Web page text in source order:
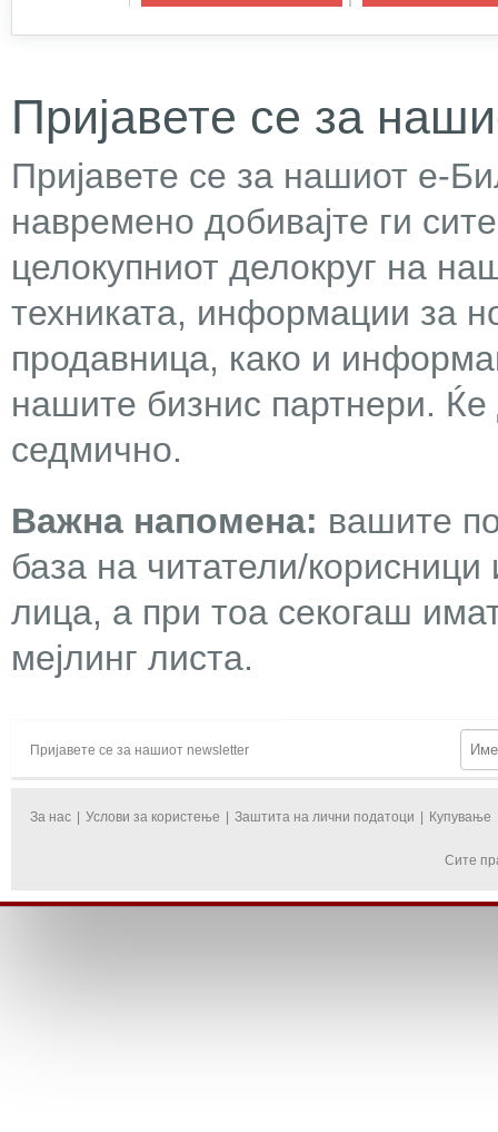
Пријавете се за
Пријавете се за нашиот е-
навремено добивајте ги
целокупниот делокруг на
техниката, информации за
продавница, како и
нашите бизнис партнери.
седмично.
Важна напомена: вашите
база на читатели/
лица, а при тоа секогаш
мејлинг листа.
Пријавете се за нашиот newsletter
За нас Услови за користење Заштита на лични податоци Купување
Сите